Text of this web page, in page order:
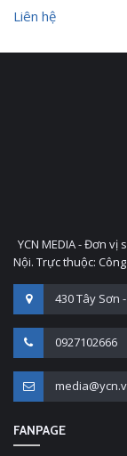
Liên hệ
YCN MEDIA - Đơn
Nội. Trực thuộc:
430 Tây Sơn
0927102666
FANPAGE